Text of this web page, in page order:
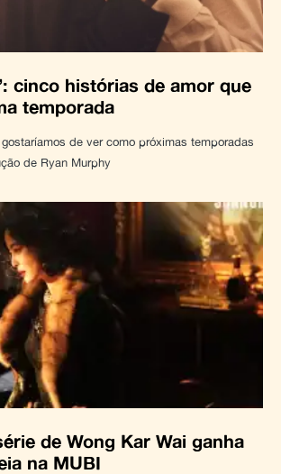
cinco histórias de amor que
temporada
de ver como próximas temporadas
de Ryan Murphy
de Wong Kar Wai ganha
na MUBI